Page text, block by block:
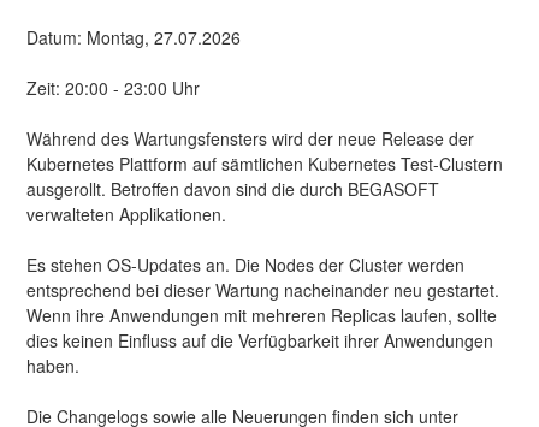
Datum: Montag, 27.07.2026
Zeit: 20:00 - 23:00 Uhr
Während des Wartungsfensters wird der neue Release der
Kubernetes Plattform auf sämtlichen Kubernetes Test-Clustern
ausgerollt. Betroffen davon sind die durch BEGASOFT
verwalteten Applikationen.
Es stehen OS-Updates an. Die Nodes der Cluster werden
entsprechend bei dieser Wartung nacheinander neu gestartet.
Wenn ihre Anwendungen mit mehreren Replicas laufen, sollte
dies keinen Einfluss auf die Verfügbarkeit ihrer Anwendungen
haben.